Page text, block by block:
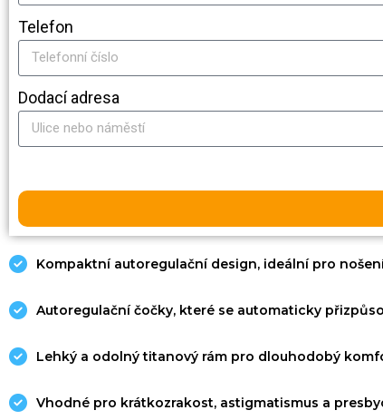
Telefon
Dodací adresa
Kompaktní autoregulační design, ideální pro
Autoregulační čočky, které se automaticky
Lehký a odolný titanový rám pro dlouhodobý
Vhodné pro krátkozrakost, astigmatismus a